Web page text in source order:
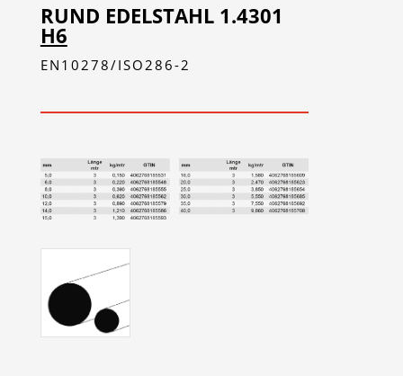
RUND EDELSTAHL 1.4301
H6
EN10278/ISO286-2